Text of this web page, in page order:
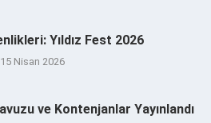
Yıldız Fest 2026
15 Nisan 2026
ve Kontenjanlar Yayınlandı